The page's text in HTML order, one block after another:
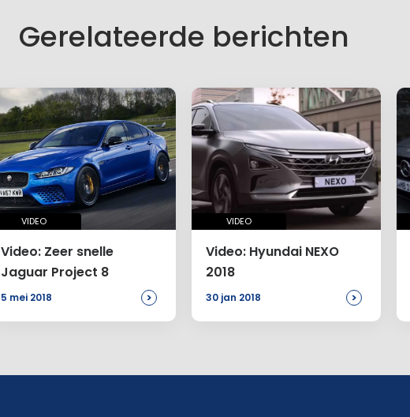
Gerelateerde berichten
VIDEO
Video: Zeer snelle
Jaguar Project 8
5 mei 2018 >
VIDEO
Video: Hyundai NEXO
2018
30 jan 2018 >